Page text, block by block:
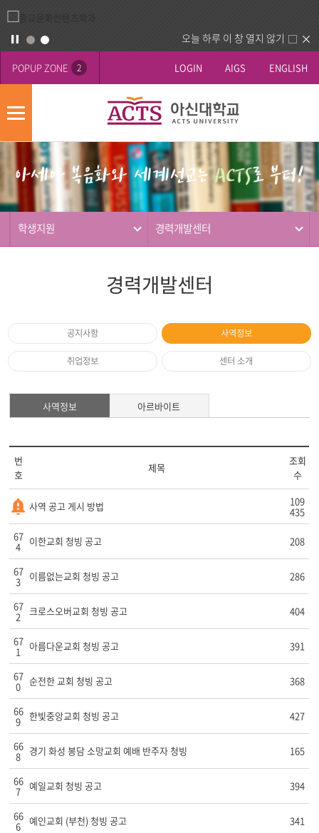
오늘 하루 이 창 열지 않기
POPUP ZONE 2 LOGIN AIGS ENGLISH
모
메
뉴
역
학생지원 경력개발센터
경력개발센터
공지사항 사역정보
취업정보 센터 소개
사역정보 아르바이트
번
호
제목
조회
수
사역 공고 게시 방법 109
435
67
4 이한교회 청빙 공고 208
67
3 이름없는교회 청빙 공고 286
67
2 크로스오버교회 청빙 공고 404
67
1 아름다운교회 청빙 공고 391
67
0 순전한 교회 청빙 공고 368
66
9 한빛중앙교회 청빙 공고 427
66
8 경기 화성 봉담 소망교회 예배 반주자 청빙 165
66
7 예일교회 청빙 공고 394
66
6 예인교회 (부천) 청빙 공고 341